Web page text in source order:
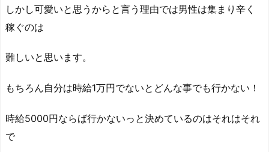
しかし可愛いと思うからと言う理由では男性は集まり辛く
稼ぐのは
難しいと思います。
もちろん自分は時給1万円でないとどんな事でも行かない！
時給5000円ならば行かないっと決めているのはそれはそれ
で